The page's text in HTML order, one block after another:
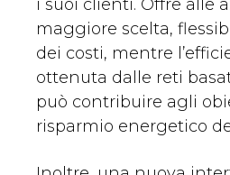
i suoi clienti. Offre alle
maggiore scelta,
dei costi, mentre
ottenuta dalle reti
può contribuire agli
risparmio energetico